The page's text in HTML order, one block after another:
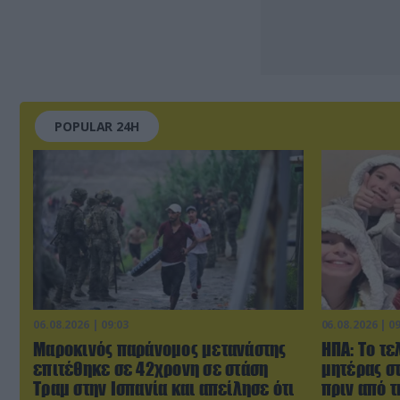
POPULAR 24H
06.08.2026 | 09:03
Μαροκινός παράνομος μετανάστης
επιτέθηκε σε 42χρονη σε στάση
Τραμ στην Ισπανία και απείλησε ότι
06.08.2026 |
ΗΠΑ: Το
μητέρας
πριν από